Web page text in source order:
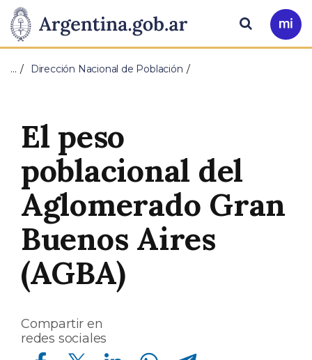
Presidencia
de
Nación
Pasar al contenido principal
Ir
a
Buscar
… Dirección Nacional de Población
El peso
poblacional del
Aglomerado Gran
Buenos Aires
(AGBA)
Compartir en
redes sociales
Compartir en Facebook Compartir en Twitter Compartir en Linkedin Compartir en Whatsapp Compartir en Telegram